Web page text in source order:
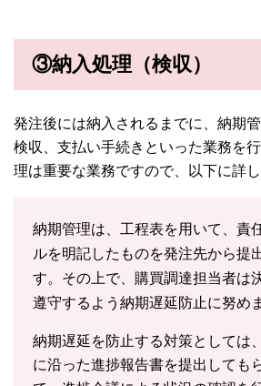
③納入処理（検収）
発注後には納入されるまでに、納期
検収、支払い手続きといった業務を
理は重要な業務ですので、以下に詳
納期管理は、工程表を用いて、責
ルを明記したものを発注先から提
す。その上で、購買調達担当者は
遵守するよう納期遅延防止に努め
納期遅延を防止する対策としては
に沿った進捗報告書を提出しても